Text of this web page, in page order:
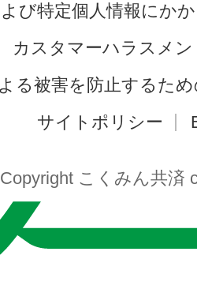
び特定個人情報にか
カスタマーハラスメ
る被害を防止するた
サイトポリシー
Copyright こくみん共済